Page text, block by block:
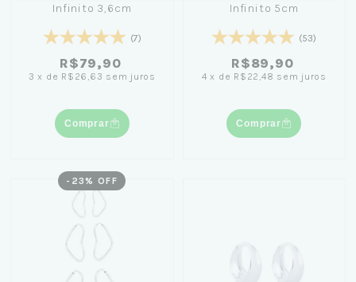
Infinito 3,6cm
(7)
R$79,90
3 x de R$26,63 sem juros
Comprar
Infinito 5cm
(53)
R$89,90
4 x de R$22,48 sem juros
Comprar
- 23 % OFF